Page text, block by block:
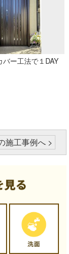
ー工法で１DAY
施工事例へ >